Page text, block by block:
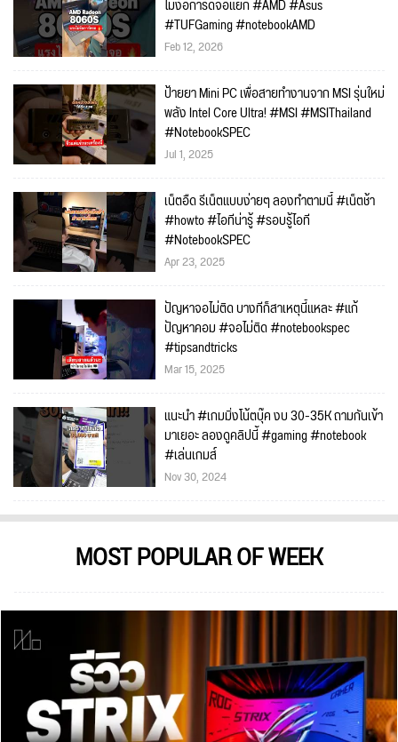
ไม่ง้อการ์ดจอแยก #AMD #Asus
#TUFGaming #notebookAMD
Feb 12, 2026
ป้ายยา Mini PC เพื่อสายทำงานจาก MSI รุ่นใหม่
พลัง Intel Core Ultra! #MSI #MSIThailand
#NotebookSPEC
Jul 1, 2025
เน็ตอืด รีเน็ตแบบง่ายๆ ลองทำตามนี้ #เน็ตช้า
#howto #ไอทีน่ารู้ #รอบรู้ไอที
#NotebookSPEC
Apr 23, 2025
ปัญหาจอไม่ติด บางทีก็สาเหตุนี้แหละ #แก้
ปัญหาคอม #จอไม่ติด #notebookspec
#tipsandtricks
Mar 15, 2025
แนะนำ #เกมมิ่งโน้ตบุ๊ค งบ 30-35K ถามกันเข้า
มาเยอะ ลองดูคลิปนี้ #gaming #notebook
#เล่นเกมส์
Nov 30, 2024
MOST POPULAR OF WEEK